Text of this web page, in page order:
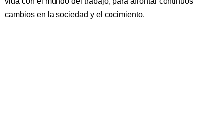
cambios en la sociedad y el cocimiento.